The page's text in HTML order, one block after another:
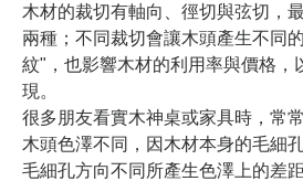
木材的裁切有軸向、徑切與弦切，
兩種；不同裁切會讓木頭產生不同
紋"，也影響木材的利用率與價格，
現。
很多朋友看實木神桌或家具時，常
木頭色澤不同，因木材本身的毛細
毛細孔方向不同所產生色澤上的差